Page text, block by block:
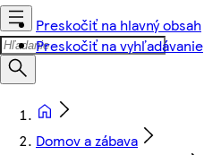
Preskočiť na hlavný obsah
Preskočiť na vyhľadávanie
Domov a zábava